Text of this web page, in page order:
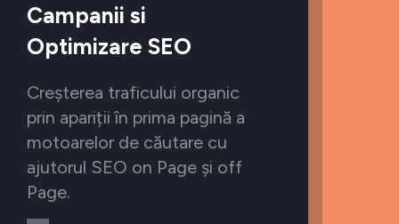
Campanii si
Optimizare SEO
Creșterea traficului organic
prin apariții în prima pagină a
motoarelor de căutare cu
ajutorul SEO on Page și off
Page.